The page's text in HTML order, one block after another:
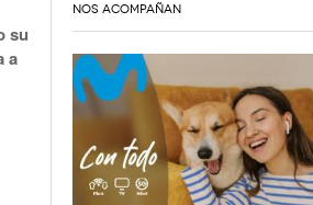
su
a
NOS ACOMPAÑAN